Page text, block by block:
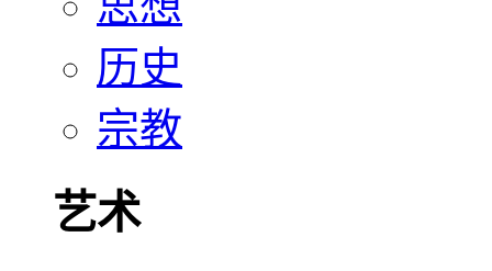
历史
宗教
艺术